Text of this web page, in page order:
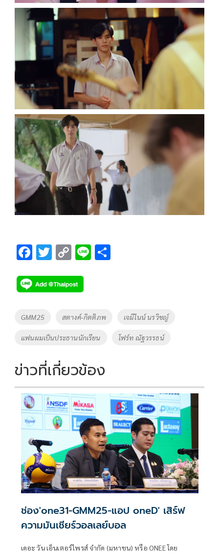
F
e
b
o
k
T
tt
er
C
p
y
Li
k
Li
Tags
GMM25 สตางค์-กิตติภพ เจมีไนน์ นรวิชญ์
แฟนผมเป็นประธานนักเรียน โฟร์ท ณัฐวรรธน์
ข่าวที่เกี่ยวข้อง
ช่อง'one31-GMM25-แอป oneD' เสิร์ฟ
ความมันเชียร์วอลเลย์บอล
เดอะ วัน เอ็นเตอร์ไพรส์ จำกัด (มหาชน) หรือ ONEE โดย